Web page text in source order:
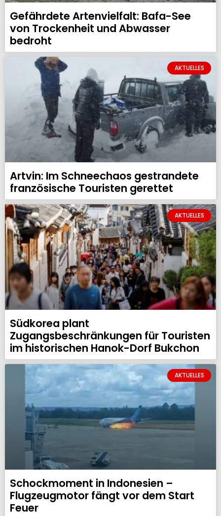
Gefährdete Artenvielfalt: Bafa-See
von Trockenheit und Abwasser
bedroht
AKTUELLES
Artvin: Im Schneechaos gestrandete
französische Touristen gerettet
AKTUELLES
Südkorea plant
Zugangsbeschränkungen für Touristen
im historischen Hanok-Dorf Bukchon
AKTUELLES
Schockmoment in Indonesien –
Flugzeugmotor fängt vor dem Start
Feuer